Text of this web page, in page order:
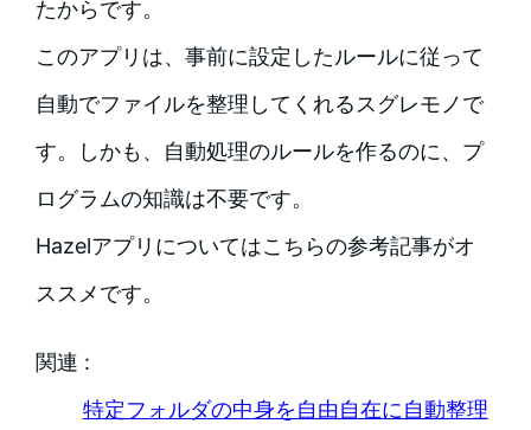
たからです。
このアプリは、事前に設定したルールに従って
自動でファイルを整理してくれるスグレモノで
す。しかも、自動処理のルールを作るのに、プ
ログラムの知識は不要です。
Hazelアプリについてはこちらの参考記事がオ
ススメです。
関連 :
特定フォルダの中身を自由自在に自動整理